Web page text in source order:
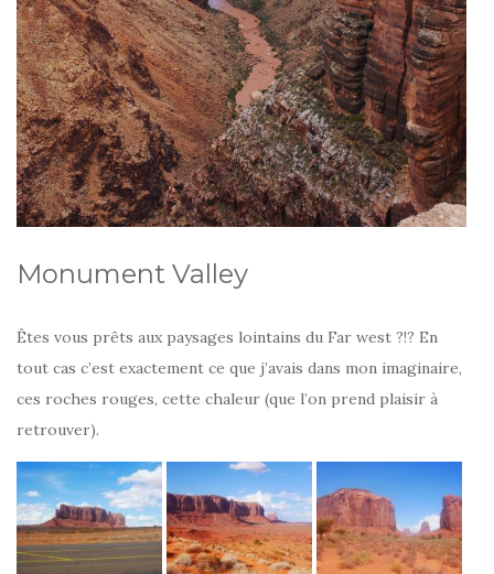
Monument Valley
Êtes vous prêts aux paysages lointains du Far west ?!? En
tout cas c’est exactement ce que j’avais dans mon imaginaire,
ces roches rouges, cette chaleur (que l’on prend plaisir à
retrouver).